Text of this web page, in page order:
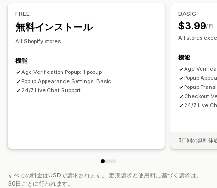
FREE
無料インストール
All Shopify stores
機能
Age Verification Popup: 1 popup
Popup Appearance Settings: Basic
24/7 Live Chat Support
BASIC
$3.99/月
All stores
機能
Age
Popup
Popup
Checkout
24/7 Live
3日間の無料体
すべての料金はUSDで請求されます。 定期請求と使用料に基づく請求は、
30日ごとに行われます。